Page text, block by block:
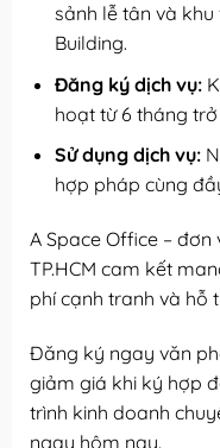
sảnh lễ tân và
Building.
Đăng ký dịch vụ:
hoạt từ 6 tháng
Sử dụng dịch vụ:
hợp pháp cùng
A Space Office –
TP.HCM cam kết
phí cạnh tranh và hỗ
Đăng ký ngay văn
giảm giá khi ký hợp
trình kinh doanh
ngay hôm nay.